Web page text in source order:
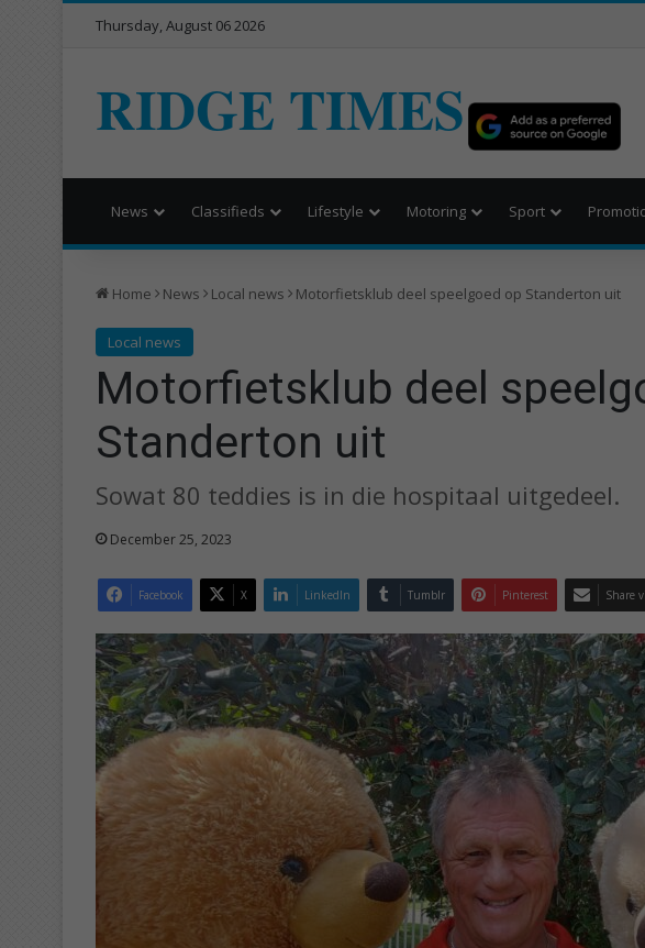
Thursday, August 06 2026
RIDGE TIMES
News Classifieds Lifestyle Motoring Sport
Home News Local news Motorfietsklub deel speelgoed op Standerton uit
Local news
Motorfietsklub deel
Standerton uit
Sowat 80 teddies is in die hospitaal uitgedeel.
December 25, 2023
Facebook X LinkedIn Tumblr Pinterest Share